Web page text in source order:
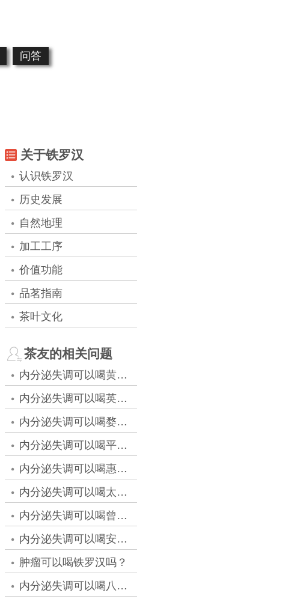
问答
关于铁罗汉
认识铁罗汉
历史发展
自然地理
加工工序
价值功能
品茗指南
茶叶文化
茶友的相关问题
内分泌失调可以喝黄金桂吗？
内分泌失调可以喝英山云雾茶吗？
内分泌失调可以喝婺源绿茶吗？
内分泌失调可以喝平阳特早茶吗？
内分泌失调可以喝惠明茶吗？
内分泌失调可以喝太平猴魁吗？
内分泌失调可以喝曾侯银剑吗？
内分泌失调可以喝安溪铁观音吗？
肿瘤可以喝铁罗汉吗？
内分泌失调可以喝八仙云雾吗？